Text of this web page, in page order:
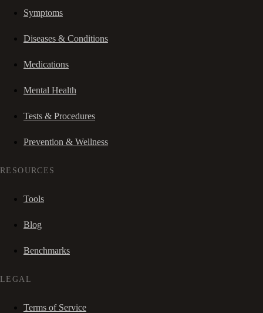
Symptoms
Diseases & Conditions
Medications
Mental Health
Tests & Procedures
Prevention & Wellness
RESOURCES
Tools
Blog
Benchmarks
LEGAL
Terms of Service